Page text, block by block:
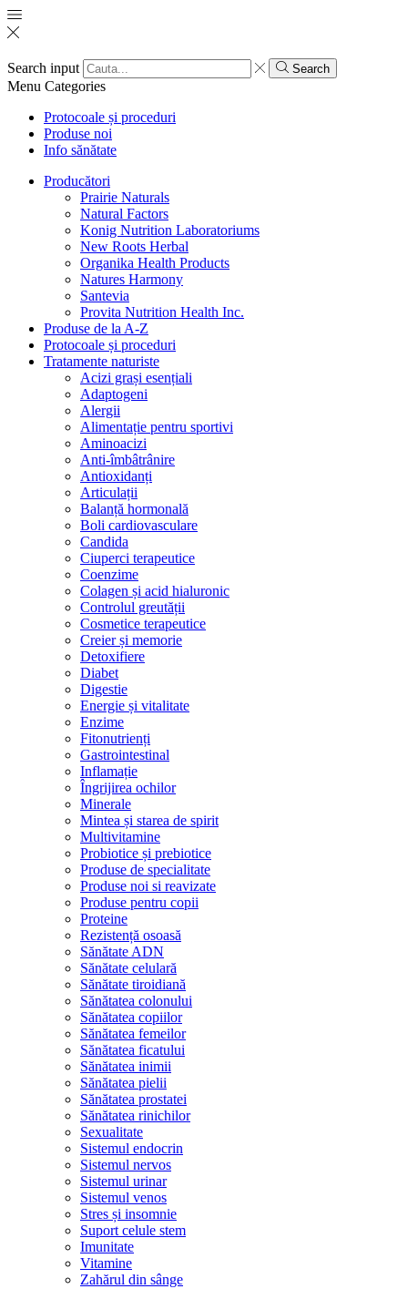
Search input Search
Menu Categories
Protocoale și proceduri
Produse noi
Info sănătate
Producători
Prairie Naturals
Natural Factors
Konig Nutrition Laboratoriums
New Roots Herbal
Organika Health Products
Natures Harmony
Santevia
Provita Nutrition Health Inc.
Produse de la A-Z
Protocoale și proceduri
Tratamente naturiste
Acizi grași esențiali
Adaptogeni
Alergii
Alimentație pentru sportivi
Aminoacizi
Anti-îmbâtrânire
Antioxidanți
Articulații
Balanță hormonală
Boli cardiovasculare
Candida
Ciuperci terapeutice
Coenzime
Colagen și acid hialuronic
Controlul greutății
Cosmetice terapeutice
Creier și memorie
Detoxifiere
Diabet
Digestie
Energie și vitalitate
Enzime
Fitonutrienți
Gastrointestinal
Inflamație
Îngrijirea ochilor
Minerale
Mintea și starea de spirit
Multivitamine
Probiotice și prebiotice
Produse de specialitate
Produse noi si reavizate
Produse pentru copii
Proteine
Rezistență osoasă
Sănătate ADN
Sănătate celulară
Sănătate tiroidiană
Sănătatea colonului
Sănătatea copiilor
Sănătatea femeilor
Sănătatea ficatului
Sănătatea inimii
Sănătatea pielii
Sănătatea prostatei
Sănătatea rinichilor
Sexualitate
Sistemul endocrin
Sistemul nervos
Sistemul urinar
Sistemul venos
Stres și insomnie
Suport celule stem
Imunitate
Vitamine
Zahărul din sânge